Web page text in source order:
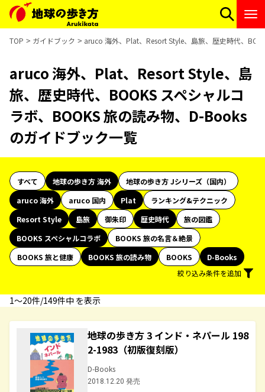
TOP ガイドブック aruco 海外、Plat、Resort Style、島旅、歴史時代、
aruco 海外、Plat、Resort Style、島
旅、歴史時代、BOOKS スペシャルコ
ラボ、BOOKS 旅の読み物、D-Books
のガイドブック一覧
すべて 地球の歩き方 海外
地球の歩き方 Jシリーズ（国内）
aruco 海外
aruco 国内 Plat
ランキング&テクニック
Resort Style
島旅 御朱印 歴史時代
旅の図鑑
BOOKS スペシャルコラボ
BOOKS 旅の名言＆絶景
BOOKS 旅と健康
BOOKS 旅の読み物 BOOKS
D-Books
絞り込み条件を追加
1〜20件/149件中 を表示
地球の歩き方 3 インド・ネパール 198
2-1983（初版復刻版）
D-Books
2018.12.20 発売